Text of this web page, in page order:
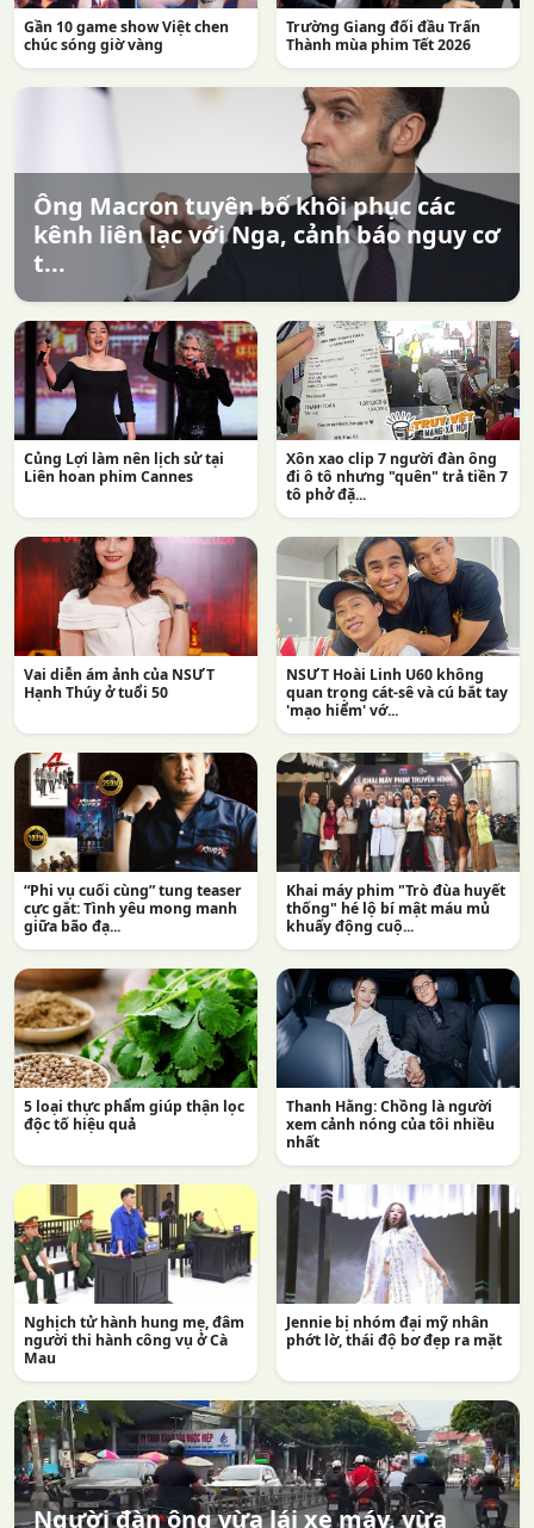
Gần 10 game show Việt chen
chúc sóng giờ vàng
Trường Giang đối đầu Trấn
Thành mùa phim Tết 2026
Ông Macron tuyên bố khôi phục các
kênh liên lạc với Nga, cảnh báo nguy cơ
t...
Củng Lợi làm nên lịch sử tại
Liên hoan phim Cannes
Xôn xao clip 7 người đàn ông
đi ô tô nhưng "quên" trả tiền 7
tô phở đặ...
Vai diễn ám ảnh của NSƯT
Hạnh Thúy ở tuổi 50
NSƯT Hoài Linh U60 không
quan trọng cát-sê và cú bắt tay
'mạo hiểm' vớ...
“Phi vụ cuối cùng” tung teaser
cực gắt: Tình yêu mong manh
giữa bão đạ...
Khai máy phim "Trò đùa huyết
thống" hé lộ bí mật máu mủ
khuấy động cuộ...
5 loại thực phẩm giúp thận lọc
độc tố hiệu quả
Thanh Hằng: Chồng là người
xem cảnh nóng của tôi nhiều
nhất
Nghịch tử hành hung mẹ, đâm
người thi hành công vụ ở Cà
Mau
Jennie bị nhóm đại mỹ nhân
phớt lờ, thái độ bơ đẹp ra mặt
Người đàn ông vừa lái xe máy, vừa